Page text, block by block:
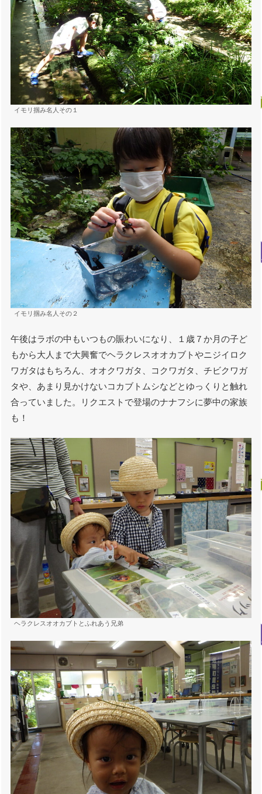
イモリ掴み名人その１
イモリ掴み名人その２
午後はラボの中もいつもの賑わいになり、１歳７か月の子ど
もから大人まで大興奮でヘラクレスオオカブトやニジイロク
ワガタはもちろん、オオクワガタ、コクワガタ、チビクワガ
タや、あまり見かけないコカブトムシなどとゆっくりと触れ
合っていました。リクエストで登場のナナフシに夢中の家族
も！
ヘラクレスオオカブトとふれあう兄弟